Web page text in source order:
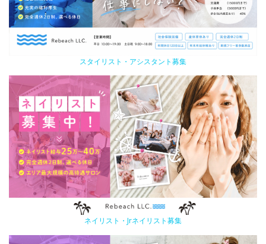
スタイリスト・アシスタント募集
ネイリスト・Jrネイリスト募集